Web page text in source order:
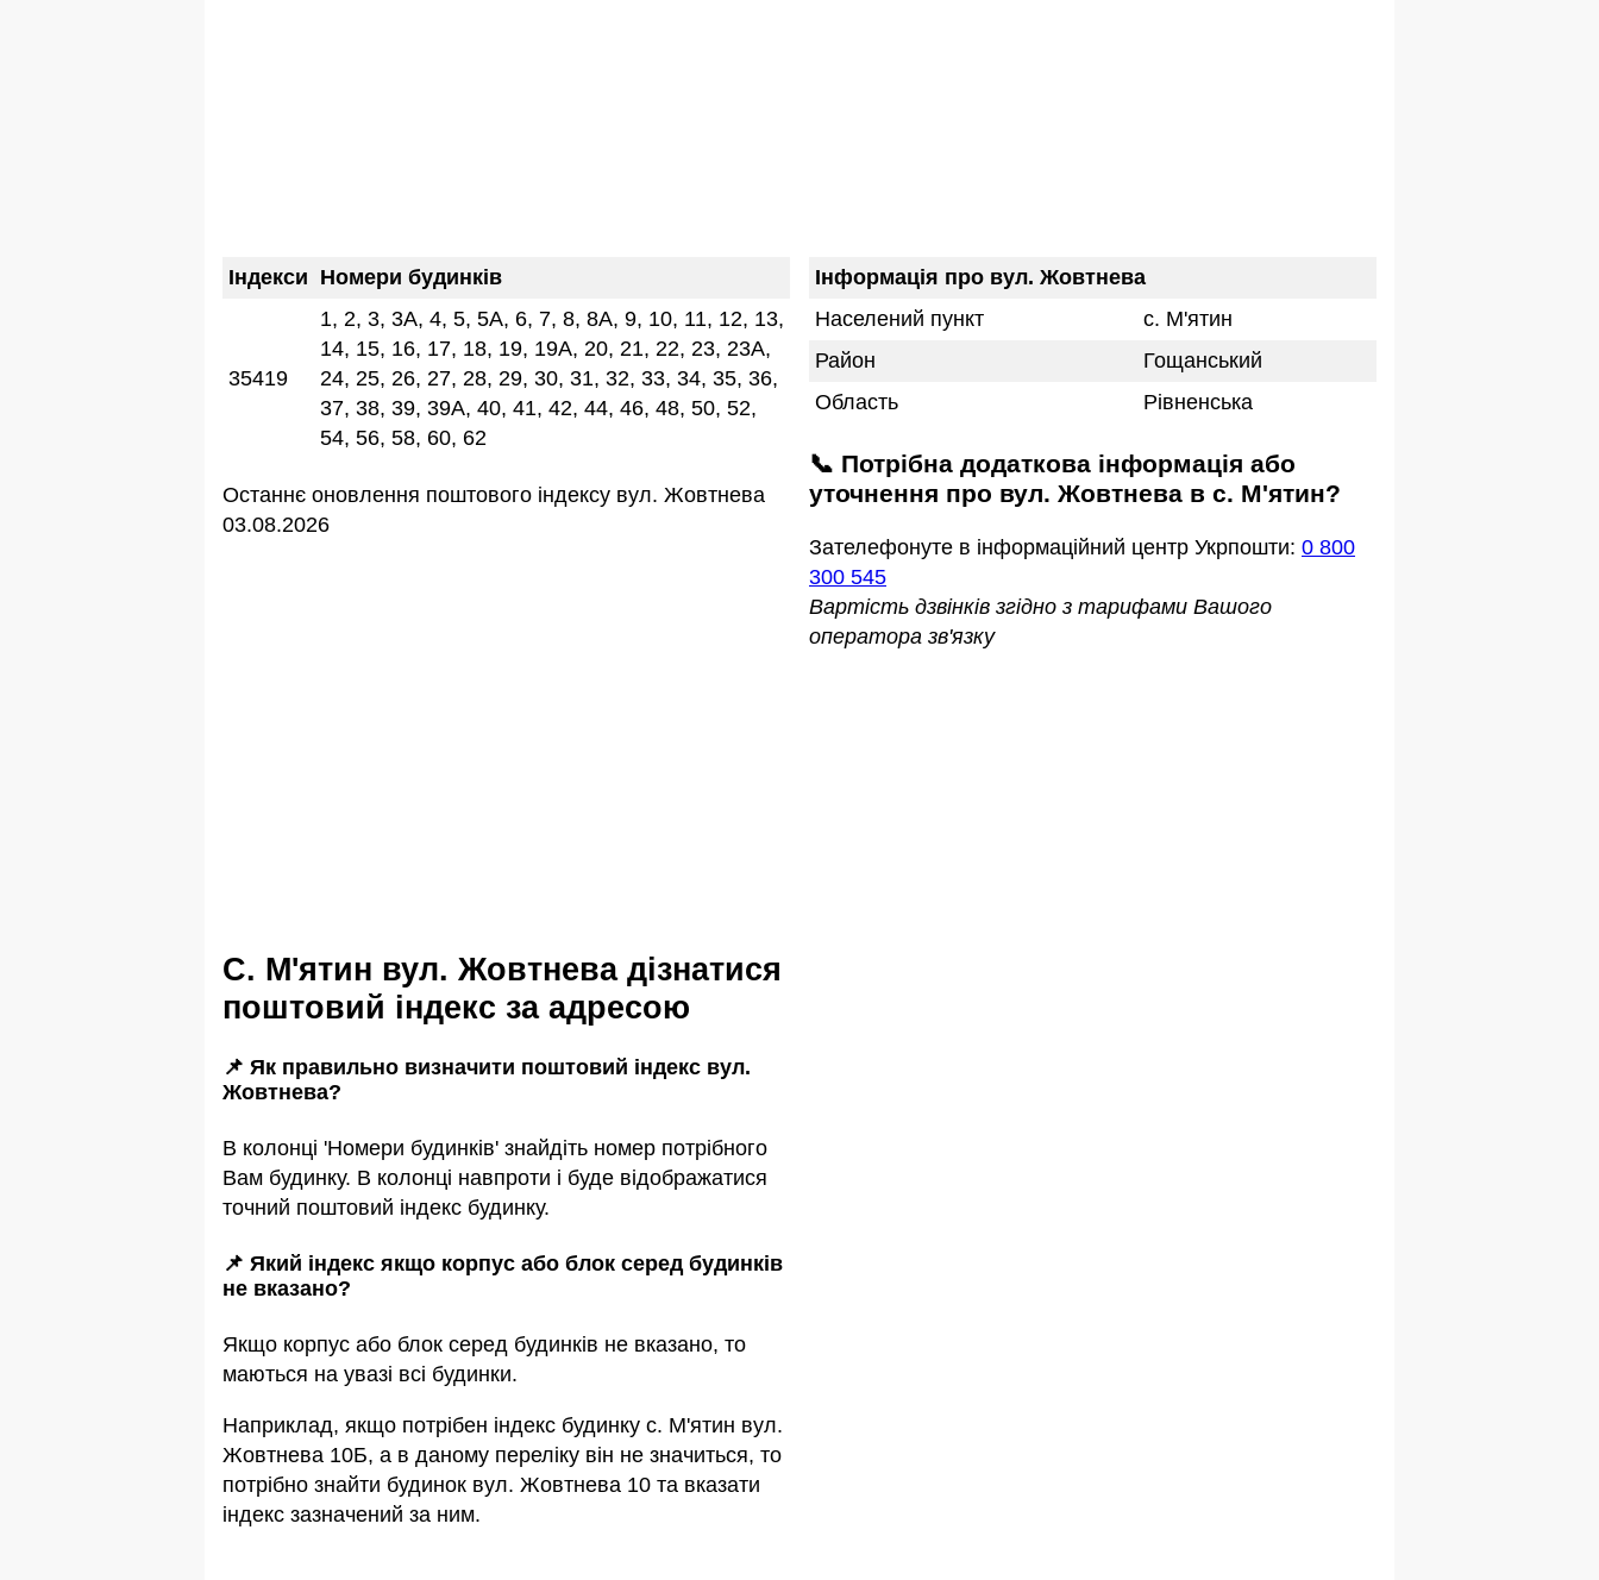
Індекси Номери будинків
35419
1, 2, 3, 3А, 4, 5, 5А, 6, 7, 8, 8А, 9, 10, 11, 12, 13,
14, 15, 16, 17, 18, 19, 19А, 20, 21, 22, 23, 23А,
24, 25, 26, 27, 28, 29, 30, 31, 32, 33, 34, 35, 36,
37, 38, 39, 39А, 40, 41, 42, 44, 46, 48, 50, 52,
54, 56, 58, 60, 62
Останнє оновлення поштового індексу вул. Жовтнева
03.08.2026
с. М'ятин вул. Жовтнева дізнатися
поштовий індекс за адресою
📌 Як правильно визначити поштовий індекс вул.
Жовтнева?
В колонці 'Номери будинків' знайдіть номер потрібного
Вам будинку. В колонці навпроти і буде відображатися
точний поштовий індекс будинку.
📌 Який індекс якщо корпус або блок серед будинкiв
не вказано?
Якщо корпус або блок серед будинкiв не вказано, то
маються на увазi всi будинки.
Наприклад, якщо потрiбен індекс будинку с. М'ятин вул.
Жовтнева 10Б, а в даному переліку він не значиться, то
потрібно знайти будинок вул. Жовтнева 10 та вказати
індекс зазначений за ним.
Інформація про вул. Жовтнева
Населений пункт
с. М'ятин
Район
Гощанський
Область
Рівненська
📞 Потрібна додаткова інформація або
уточнення про вул. Жовтнева в с. М'ятин?
Зателефонуте в інформаційний центр Укрпошти: 0 800
300 545
Вартість дзвінків згідно з тарифами Вашого
оператора зв'язку